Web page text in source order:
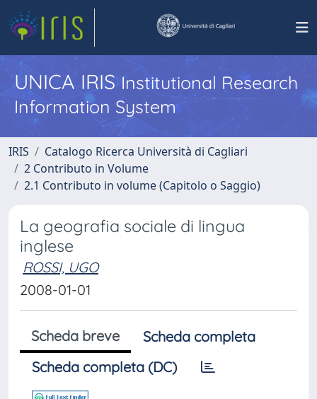
UNICA IRISInstitutional Research
Information System
IRIS
Catalogo Ricerca Università di Cagliari
2 Contributo in Volume
2.1 Contributo in volume (Capitolo o Saggio)
La geografia sociale di lingua
inglese
ROSSI, UGO
2008-01-01
Scheda breve
Scheda completa
Scheda completa (DC)